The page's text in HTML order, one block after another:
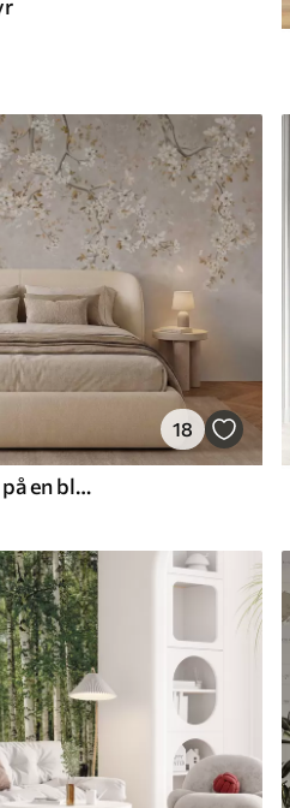
18
Grene med hvide blomster på en blød beige baggrund